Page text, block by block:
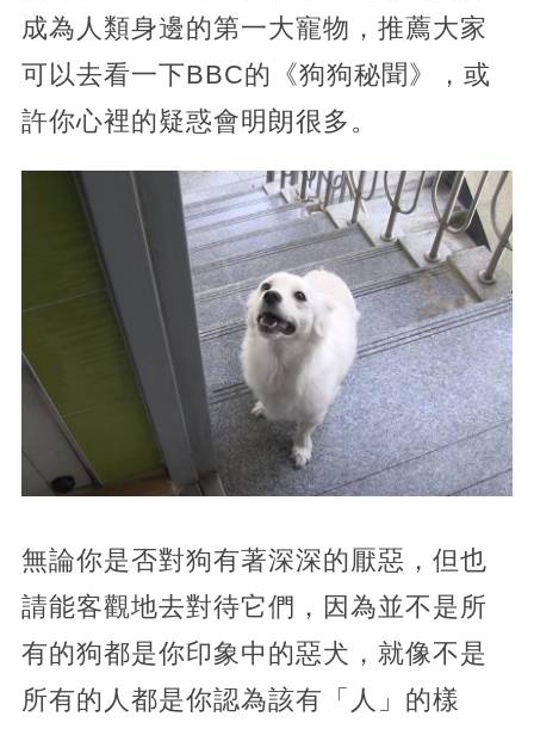
成為人類身邊的第一大寵物，推薦大家
可以去看一下BBC的《狗狗秘聞》，或
許你心裡的疑惑會明朗很多。
無論你是否對狗有著深深的厭惡，但也
請能客觀地去對待它們，因為並不是所
有的狗都是你印象中的惡犬，就像不是
所有的人都是你認為該有「人」的樣